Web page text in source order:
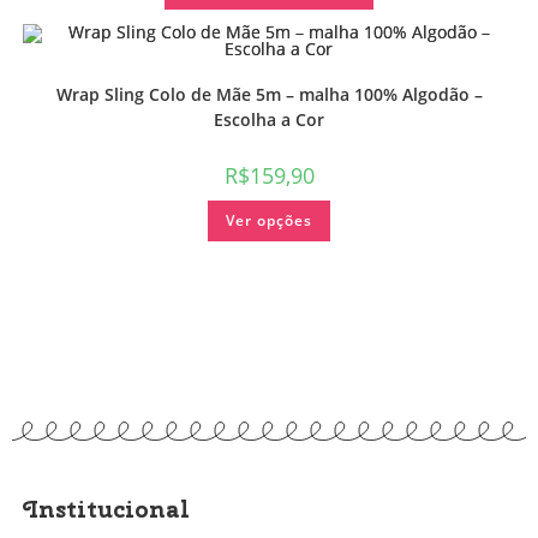
Wrap Sling Colo de Mãe 5m – malha 100% Algodão –
Escolha a Cor
R$159,90
Ver opções
Institucional